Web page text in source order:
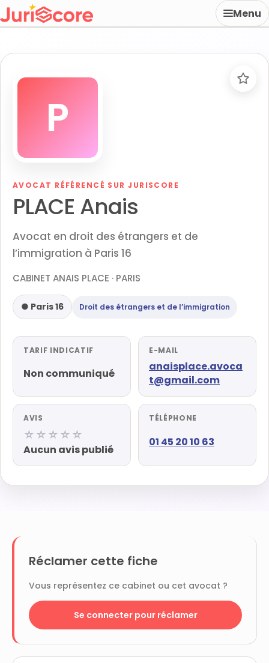
Menu
P
AVOCAT RÉFÉRENCÉ SUR JURISCORE
PLACE Anais
Avocat en droit des étrangers et de
l’immigration à Paris 16
CABINET ANAIS PLACE · PARIS
● Paris 16 Droit des étrangers et de l’immigration
TARIF INDICATIF
Non communiqué
E-MAIL
anaisplace.avoca
t@gmail.com
AVIS
☆☆☆☆☆
Aucun avis publié
TÉLÉPHONE
01 45 20 10 63
Réclamer cette fiche
Vous représentez ce cabinet ou cet avocat ?
Se connecter pour réclamer